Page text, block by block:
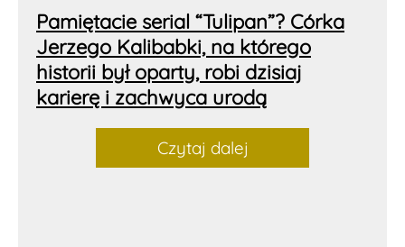
Pamiętacie serial “Tulipan”? Córka
Jerzego Kalibabki, na którego
historii był oparty, robi dzisiaj
karierę i zachwyca urodą
Czytaj dalej